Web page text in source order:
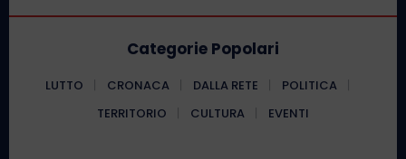
Categorie Popolari
LUTTO CRONACA DALLA RETE
POLITICA
TERRITORIO
CULTURA EVENTI